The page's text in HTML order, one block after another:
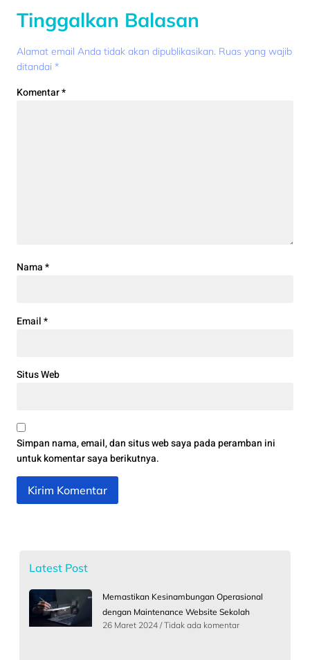
Tinggalkan Balasan
Alamat email Anda tidak akan dipublikasikan. Ruas yang wajib
ditandai *
Komentar*
Nama*
Email*
Situs Web
Simpan nama, email, dan situs web saya pada peramban ini
untuk komentar saya berikutnya.
Latest Post
Memastikan Kesinambungan Operasional
dengan Maintenance Website Sekolah
26 Maret 2024 Tidak ada komentar